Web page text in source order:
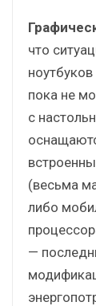
что
пока не
с
(весьма
либо
—